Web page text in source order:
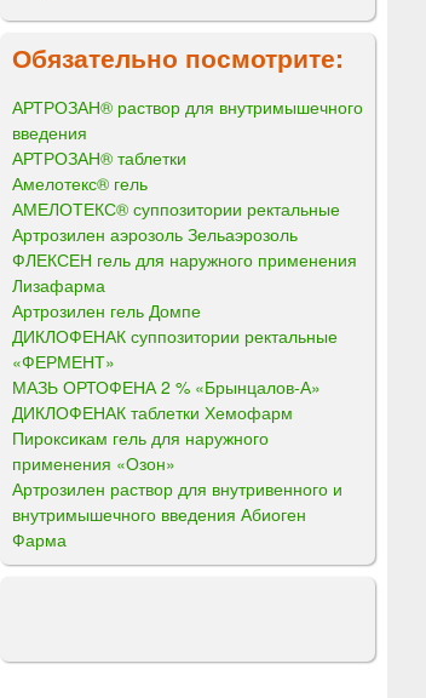
Обязательно посмотрите:
АРТРОЗАН® раствор для внутримышечного
введения
АРТРОЗАН® таблетки
Амелотекс® гель
АМЕЛОТЕКС® суппозитории ректальные
Артрозилен аэрозоль Зельаэрозоль
ФЛЕКСЕН гель для наружного применения
Лизафарма
Артрозилен гель Домпе
ДИКЛОФЕНАК суппозитории ректальные
«ФЕРМЕНТ»
МАЗЬ ОРТОФЕНА 2 % «Брынцалов-А»
ДИКЛОФЕНАК таблетки Хемофарм
Пироксикам гель для наружного
применения «Озон»
Артрозилен раствор для внутривенного и
внутримышечного введения Абиоген
Фарма